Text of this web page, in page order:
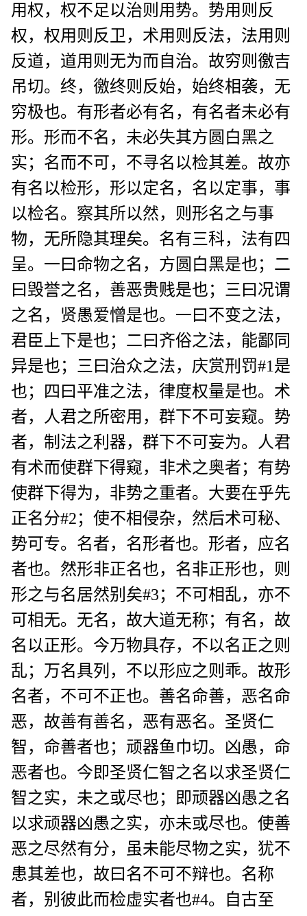
用权，权不足以治则用势。势用则反
权，权用则反卫，术用则反法，法用则
反道，道用则无为而自治。故穷则徼吉
吊切。终，徼终则反始，始终相袭，无
穷极也。有形者必有名，有名者未必有
形。形而不名，未必失其方圆白黑之
实；名而不可，不寻名以检其差。故亦
有名以检形，形以定名，名以定事，事
以检名。察其所以然，则形名之与事
物，无所隐其理矣。名有三科，法有四
呈。一曰命物之名，方圆白黑是也；二
曰毁誉之名，善恶贵贱是也；三曰况谓
之名，贤愚爱憎是也。一曰不变之法，
君臣上下是也；二曰齐俗之法，能鄙同
异是也；三曰治众之法，庆赏刑罚#1是
也；四曰平准之法，律度权量是也。术
者，人君之所密用，群下不可妄窥。势
者，制法之利器，群下不可妄为。人君
有术而使群下得窥，非术之奥者；有势
使群下得为，非势之重者。大要在乎先
正名分#2；使不相侵杂，然后术可秘、
势可专。名者，名形者也。形者，应名
者也。然形非正名也，名非正形也，则
形之与名居然别矣#3；不可相乱，亦不
可相无。无名，故大道无称；有名，故
名以正形。今万物具存，不以名正之则
乱；万名具列，不以形应之则乖。故形
名者，不可不正也。善名命善，恶名命
恶，故善有善名，恶有恶名。圣贤仁
智，命善者也；顽器鱼巾切。凶愚，命
恶者也。今即圣贤仁智之名以求圣贤仁
智之实，未之或尽也；即顽器凶愚之名
以求顽器凶愚之实，亦未或尽也。使善
恶之尽然有分，虽未能尽物之实，犹不
患其差也，故曰名不可不辩也。名称
者，别彼此而检虚实者也#4。自古至